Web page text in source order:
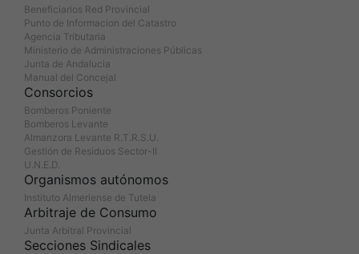
Beneficiarios Red Provincial
Punto de Informacion del Catastro
Agencia Tributaria
Ministerio de Administraciones Públicas
Junta de Andalucia
Manual del Concejal
Consorcios
Bomberos Poniente
Bomberos Levante
Almanzora Levante R.T.R.S.U.
Gestión de Residuos Sector-II
U.N.E.D.
Organismos autónomos
Instituto Almeriense de Tutela
Arbitraje de Consumo
Junta Arbitral Provincial
Secciones Sindicales